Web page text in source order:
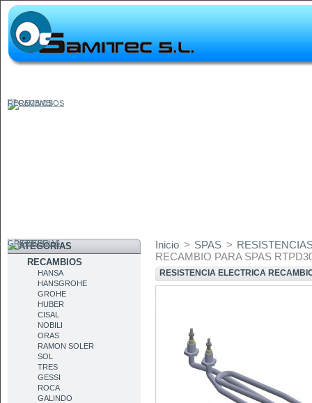
RECAMBIOS
GRIFERIAS
CATEGORÍAS
RECAMBIOS
HANSA
HANSGROHE
GROHE
HUBER
CISAL
NOBILI
ORAS
RAMON SOLER
SOL
TRES
GESSI
ROCA
GALINDO
Inicio > SPAS >
RECAMBIO PARA SPAS
RESISTENCIA ELECTRICA